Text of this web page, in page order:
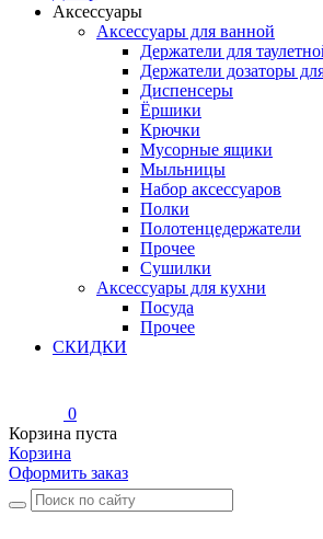
Аксессуары
Аксессуары для ванной
Держатели для
Держатели дозаторы
Диспенсеры
Ёршики
Крючки
Мусорные ящики
Мыльницы
Набор аксессуаров
Полки
Полотенцедержатели
Прочее
Сушилки
Аксессуары для кухни
Посуда
Прочее
СКИДКИ
0
Корзина пуста
Корзина
Оформить заказ